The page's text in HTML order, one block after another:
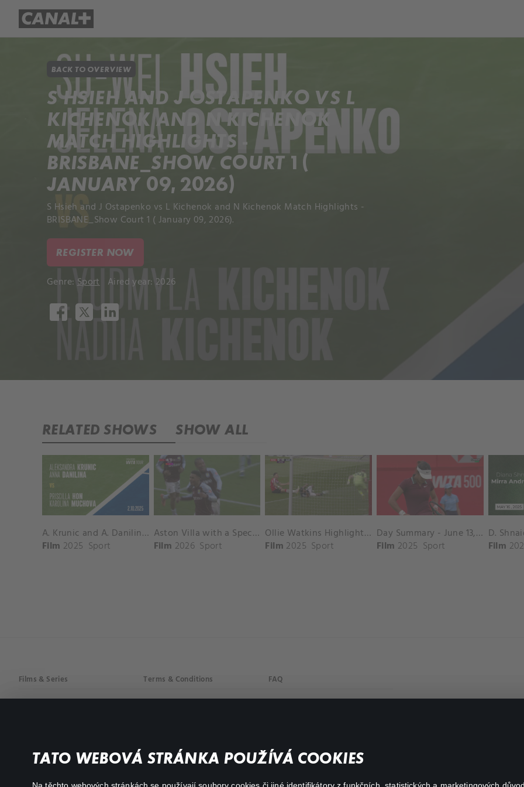
TATO WEBOVÁ STRÁNKA POUŽÍVÁ COOKIES
Na těchto webových stránkách se používají soubory cookies či jiné identifikátory z funkčních, statistických a marketingových
BACK TO OVERVIEW
S HSIEH AND J OSTAPENKO VS L
KICHENOK AND N KICHENOK
MATCH HIGHLIGHTS -
BRISBANE_SHOW COURT 1 (
JANUARY 09, 2026)
S Hsieh and J Ostapenko vs L Kichenok and N Kichenok Match Highlights -
BRISBANE_Show Court 1 ( January 09, 2026).
REGISTER NOW
Genre: Sport Aired year: 2026
RELATED SHOWS SHOW ALL
A. Krunic and A. Danilina vs. P. Hon and K. Muchova Match Highlights - BEIJING_Capital Group Diamond ( October 02, 2025)
Film 2025 Sport
Aston Villa with a Spectacular Goal vs. Nottingham Forest
Film 2026 Sport
Ollie Watkins Highlights vs. Southampton
Film 2025 Sport
Day Summary - June 13, 2025
Film 2025 Sport
Film
Films & Series
Action
Terms & Conditions FAQ